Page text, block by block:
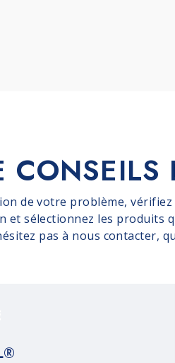
de votre problème,
et sélectionnez les produits
pas à nous contacter,